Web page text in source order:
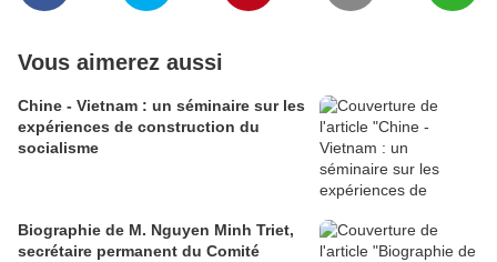
Vous aimerez aussi
Chine - Vietnam : un séminaire sur les
expériences de construction du
socialisme
Biographie de M. Nguyen Minh Triet,
secrétaire permanent du Comité